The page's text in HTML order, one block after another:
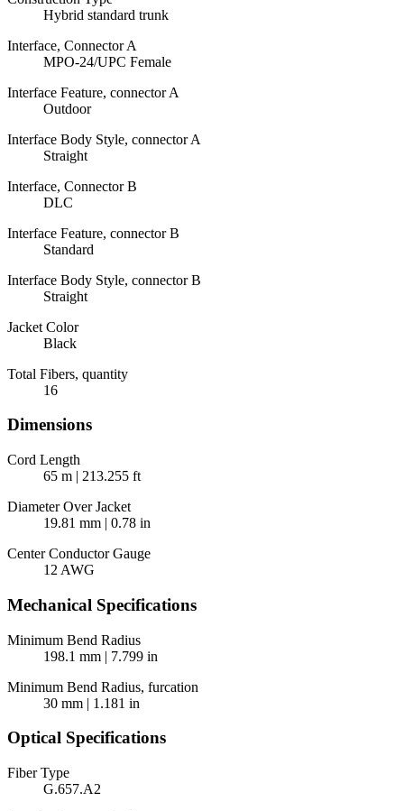
Hybrid standard trunk
Interface, Connector A
MPO-24/UPC Female
Interface Feature, connector A
Outdoor
Interface Body Style, connector A
Straight
Interface, Connector B
DLC
Interface Feature, connector B
Standard
Interface Body Style, connector B
Straight
Jacket Color
Black
Total Fibers, quantity
16
Dimensions
Cord Length
65 m | 213.255 ft
Diameter Over Jacket
19.81 mm | 0.78 in
Center Conductor Gauge
12 AWG
Mechanical Specifications
Minimum Bend Radius
198.1 mm | 7.799 in
Minimum Bend Radius, furcation
30 mm | 1.181 in
Optical Specifications
Fiber Type
G.657.A2